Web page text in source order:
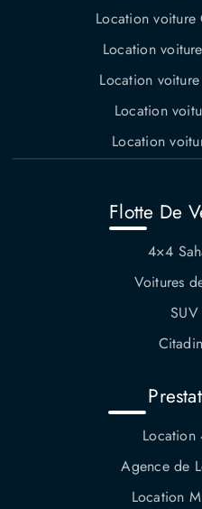
Location voiture
Location
Location
Location
Location
Flotte De
4×4
Voitures
SUV
Agence de
Location